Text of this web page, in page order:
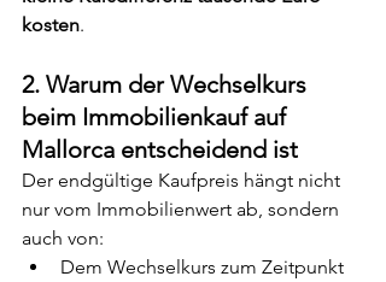
kosten.
2. Warum der Wechselkurs
beim Immobilienkauf auf
Mallorca entscheidend ist
Der endgültige Kaufpreis hängt nicht
nur vom Immobilienwert ab, sondern
auch von:
Dem Wechselkurs zum Zeitpunkt